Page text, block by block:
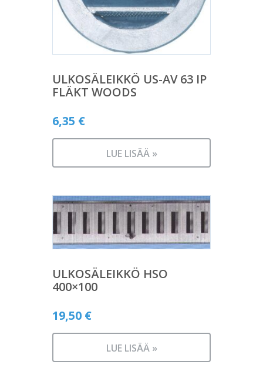
ULKOSÄLEIKKÖ US-AV 63 IP
FLÄKT WOODS
6,35 €
LUE LISÄÄ »
ULKOSÄLEIKKÖ HSO
400×100
19,50 €
LUE LISÄÄ »